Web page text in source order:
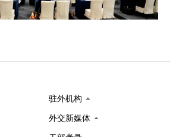
驻外机构
外交新媒体